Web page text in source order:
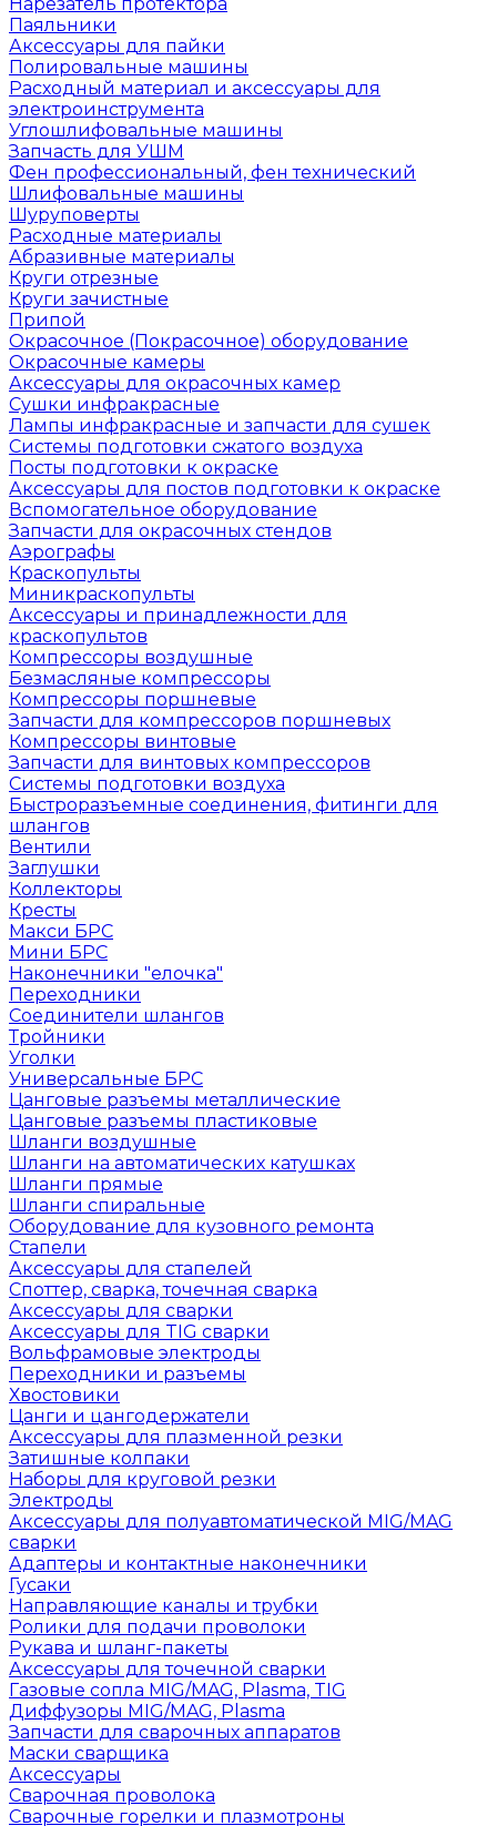
Паяльники
Аксессуары для пайки
Полировальные машины
Расходный материал и аксессуары для
электроинструмента
Углошлифовальные машины
Запчасть для УШМ
Фен профессиональный, фен технический
Шлифовальные машины
Шуруповерты
Расходные материалы
Абразивные материалы
Круги отрезные
Круги зачистные
Припой
Окрасочное (Покрасочное) оборудование
Окрасочные камеры
Аксессуары для окрасочных камер
Сушки инфракрасные
Лампы инфракрасные и запчасти для сушек
Системы подготовки сжатого воздуха
Посты подготовки к окраске
Аксессуары для постов подготовки к окраске
Вспомогательное оборудование
Запчасти для окрасочных стендов
Аэрографы
Краскопульты
Миникраскопульты
Аксессуары и принадлежности для
краскопультов
Компрессоры воздушные
Безмасляные компрессоры
Компрессоры поршневые
Запчасти для компрессоров поршневых
Компрессоры винтовые
Запчасти для винтовых компрессоров
Системы подготовки воздуха
Быстроразъемные соединения, фитинги для
шлангов
Вентили
Заглушки
Коллекторы
Кресты
Макси БРС
Мини БРС
Наконечники "елочка"
Переходники
Соединители шлангов
Тройники
Уголки
Универсальные БРС
Цанговые разъемы металлические
Цанговые разъемы пластиковые
Шланги воздушные
Шланги на автоматических катушках
Шланги прямые
Шланги спиральные
Оборудование для кузовного ремонта
Стапели
Аксессуары для стапелей
Споттер, сварка, точечная сварка
Аксессуары для сварки
Аксессуары для TIG сварки
Вольфрамовые электроды
Переходники и разъемы
Хвостовики
Цанги и цангодержатели
Аксессуары для плазменной резки
Затишные колпаки
Наборы для круговой резки
Электроды
Аксессуары для полуавтоматической MIG/MAG
сварки
Адаптеры и контактные наконечники
Гусаки
Направляющие каналы и трубки
Ролики для подачи проволоки
Рукава и шланг-пакеты
Аксессуары для точечной сварки
Газовые сопла MIG/MAG, Plasma, TIG
Диффузоры MIG/MAG, Plasma
Запчасти для сварочных аппаратов
Маски сварщика
Аксессуары
Сварочная проволока
Сварочные горелки и плазмотроны